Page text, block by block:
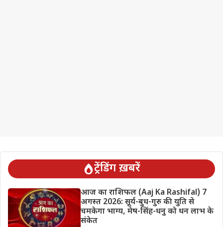
ट्रेंडिंग ख़बरें
आज का राशिफल (Aaj Ka Rashifal) 7
अगस्त 2026: सूर्य-बुध-गुरु की युति से
चमकेगा भाग्य, मेष-सिंह-धनु को धन लाभ के
संकेत